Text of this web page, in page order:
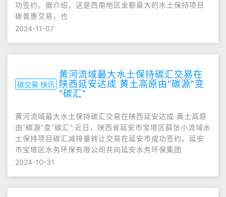
功签约。据介绍，这是西南地区金额最大的水土保持项目
碳普惠交易，也
2024-11-07
碳交易 快讯
黄河流域最大水土保持碳汇交易在
陕西延安达成 黄土高原由“碳源”变
“碳汇”
黄河流域最大水土保持碳汇交易在陕西延安达成 黄土高原
由“碳源”变“碳汇”:近日，陕西省延安市宝塔区薛张小流域水
土保持项目碳汇减排量转让交易在延安市成功签约。延安
市宝塔区水务环保有限公司共向延安水务环保集团
2024-10-31